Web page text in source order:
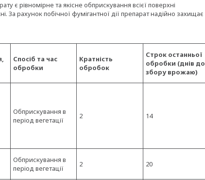
є рівномірне та якісне обприскування всієї поверхні
За рахунок побічної фумігантної дії препарат надійно захищає
Спосіб та час
обробки
Кратність
обробок
Строк останньої
обробки (днів до
збору врожаю)
Обприскування в
період вегетації
2 14
Обприскування в
період вегетації
2 20